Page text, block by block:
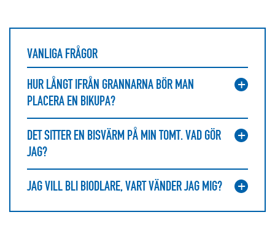
VANLIGA FRÅGOR
HUR LÅNGT IFRÅN GRANNARNA BÖR MAN
PLACERA EN BIKUPA?
DET SITTER EN BISVÄRM PÅ MIN TOMT. VAD GÖR
JAG?
JAG VILL BLI BIODLARE, VART VÄNDER JAG MIG?